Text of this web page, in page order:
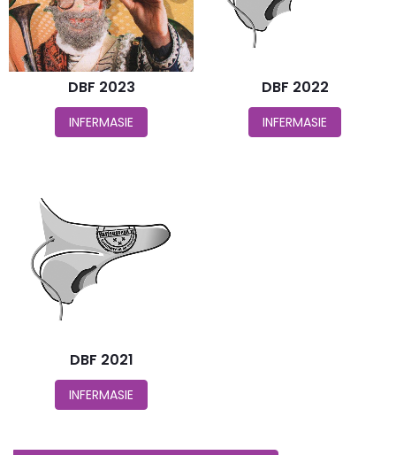
DBF 2023
INFERMASIE
DBF 2022
INFERMASIE
DBF 2021
INFERMASIE